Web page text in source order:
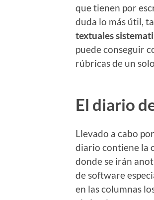
que tienen por
duda lo más útil,
textuales
puede conseguir
rúbricas de un
El diario
Llevado a cabo
diario contiene la
donde se irán
de software
en las columnas